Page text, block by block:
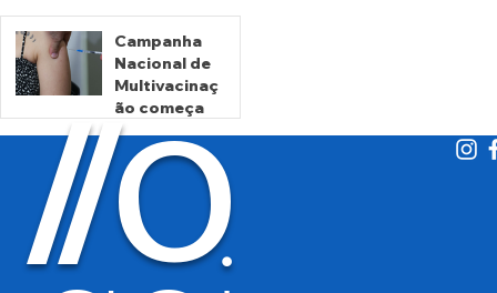
motoristas
por
cobrança
indevida do
Detran-GO
há 2 dias
Campanha
Nacional de
Multivacinaç
ão começa
nesta
segunda
há 3 dias
//O